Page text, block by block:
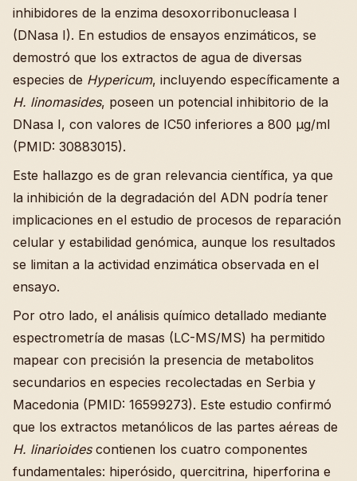
inhibidores de la enzima desoxorribonucleasa I
(DNasa I). En estudios de ensayos enzimáticos, se
demostró que los extractos de agua de diversas
especies de Hypericum, incluyendo específicamente a
H. linomasides, poseen un potencial inhibitorio de la
DNasa I, con valores de IC50 inferiores a 800 µg/ml
(PMID: 30883015).
Este hallazgo es de gran relevancia científica, ya que
la inhibición de la degradación del ADN podría tener
implicaciones en el estudio de procesos de reparación
celular y estabilidad genómica, aunque los resultados
se limitan a la actividad enzimática observada en el
ensayo.
Por otro lado, el análisis químico detallado mediante
espectrometría de masas (LC-MS/MS) ha permitido
mapear con precisión la presencia de metabolitos
secundarios en especies recolectadas en Serbia y
Macedonia (PMID: 16599273). Este estudio confirmó
que los extractos metanólicos de las partes aéreas de
H. linarioidescontienen los cuatro componentes
fundamentales: hiperósido, quercitrina, hiperforina e